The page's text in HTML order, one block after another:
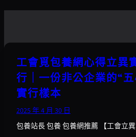
工會覓包養網心得立異
行｜一份非公企業的“
實行樣本
2025 年 4 月 30 日
包養站長 包養 包養網推薦 【工會立